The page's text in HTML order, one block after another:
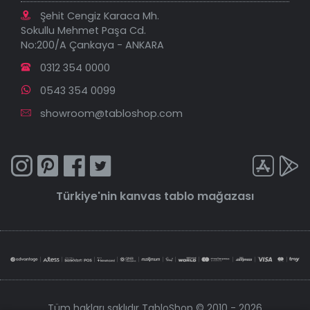
Şehit Cengiz Karaca Mh.
Sokullu Mehmet Paşa Cd.
No:200/A Çankaya - ANKARA
0312 354 0000
0543 354 0099
showroom@tabloshop.com
Türkiye'nin kanvas tablo mağazası